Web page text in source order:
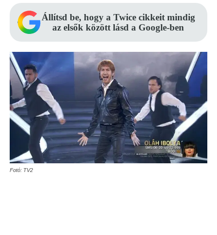
Állítsd be, hogy a Twice cikkeit mindig
az elsők között lásd a Google-ben
Fotó: TV2